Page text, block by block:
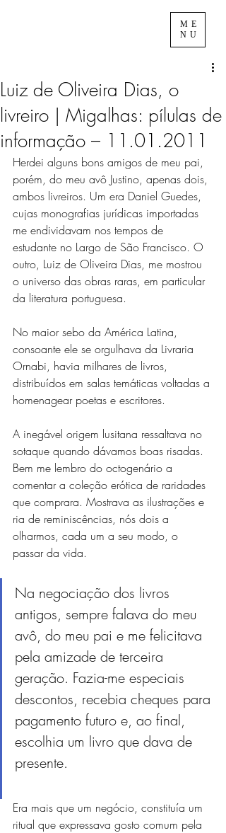
ME
NU
Luiz de Oliveira Dias, o
livreiro | Migalhas: pílulas de
informação – 11.01.2011
Herdei alguns bons amigos de meu pai,
porém, do meu avô Justino, apenas dois,
ambos livreiros. Um era Daniel Guedes,
cujas monografias jurídicas importadas
me endividavam nos tempos de
estudante no Largo de São Francisco. O
outro, Luiz de Oliveira Dias, me mostrou
o universo das obras raras, em particular
da literatura portuguesa.
No maior sebo da América Latina,
consoante ele se orgulhava da Livraria
Ornabi, havia milhares de livros,
distribuídos em salas temáticas voltadas a
homenagear poetas e escritores.
A inegável origem lusitana ressaltava no
sotaque quando dávamos boas risadas.
Bem me lembro do octogenário a
comentar a coleção erótica de raridades
que comprara. Mostrava as ilustrações e
ria de reminiscências, nós dois a
olharmos, cada um a seu modo, o
passar da vida.
Na negociação dos livros
antigos, sempre falava do meu
avô, do meu pai e me felicitava
pela amizade de terceira
geração. Fazia-me especiais
descontos, recebia cheques para
pagamento futuro e, ao final,
escolhia um livro que dava de
presente.
Era mais que um negócio, constituía um
ritual que expressava gosto comum pela